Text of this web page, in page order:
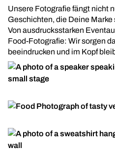
Unsere Fotografie fängt nicht
Geschichten, die Deine Marke
Von ausdrucksstarken
Food-Fotografie: Wir sorgen
beeindrucken und im Kopf